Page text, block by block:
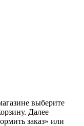
выберите
Далее
заказ» или